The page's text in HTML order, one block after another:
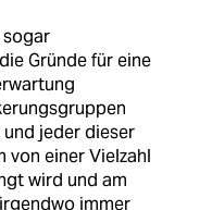
sogar
Gründe für eine
jeder dieser
von einer Vielzahl
wird und am
immer